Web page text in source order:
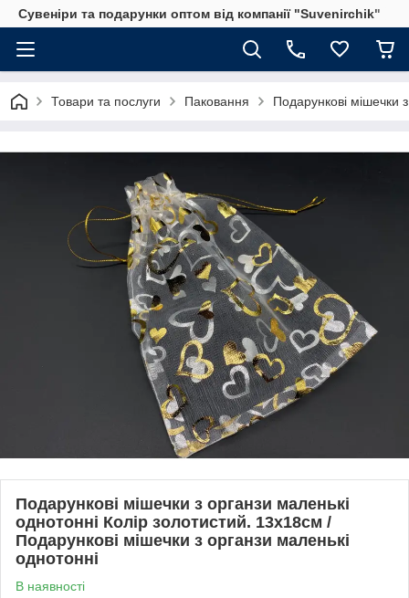
Сувеніри та подарунки оптом від компанії "Suvenirchik"
Товари та послуги Паковання Подарункові мішечки
Подарункові мішечки з органзи маленькі
однотонні Колір золотистий. 13х18см /
Подарункові мішечки з органзи маленькі
однотонні
В наявності